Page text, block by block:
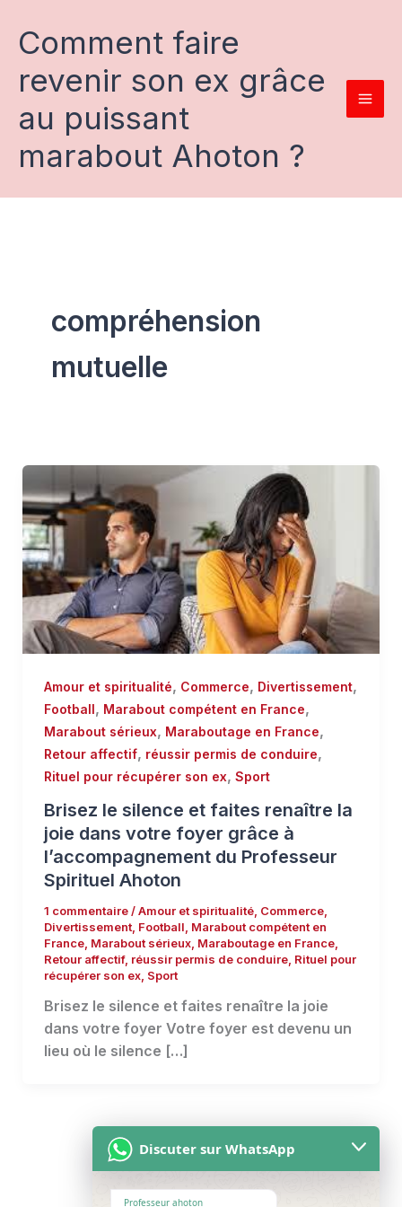
contenu
Comment faire
revenir son ex grâce
au puissant
marabout Ahoton ?
compréhension
mutuelle
Amour et spiritualité, Commerce, Divertissement,
Football, Marabout compétent en France,
Marabout sérieux, Maraboutage en France,
Retour affectif, réussir permis de conduire,
Rituel pour récupérer son ex, Sport
Brisez le silence et faites renaître la
joie dans votre foyer grâce à
l’accompagnement du Professeur
Spirituel Ahoton
1 commentaire /Amour et spiritualité, Commerce,
Divertissement, Football, Marabout compétent en
France, Marabout sérieux, Maraboutage en France,
Retour affectif, réussir permis de conduire, Rituel pour
récupérer son ex, Sport
Brisez le silence et faites renaître la joie
dans votre foyer Votre foyer est devenu un
lieu où le silence […]
Discuter sur WhatsApp
Professeur ahoton